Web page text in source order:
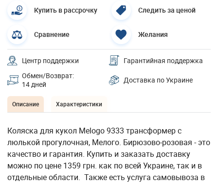
Купить в рассрочку Следить за ценой
Сравнение Желания
Центр поддержки
Гарантийная поддержка
Обмен/Возврат:
14 дней
Доставка по Украине
Описание Характеристики
Коляска для кукол Melogo 9333 трансформер с
люлькой прогулочная, Мелого. Бирюзово-розовая - это
качество и гарантия. Купить и заказать доставку
можно по цене 1359 грн. как по всей Украине, так и в
отдельные области. Также есть услуга самовывоза в